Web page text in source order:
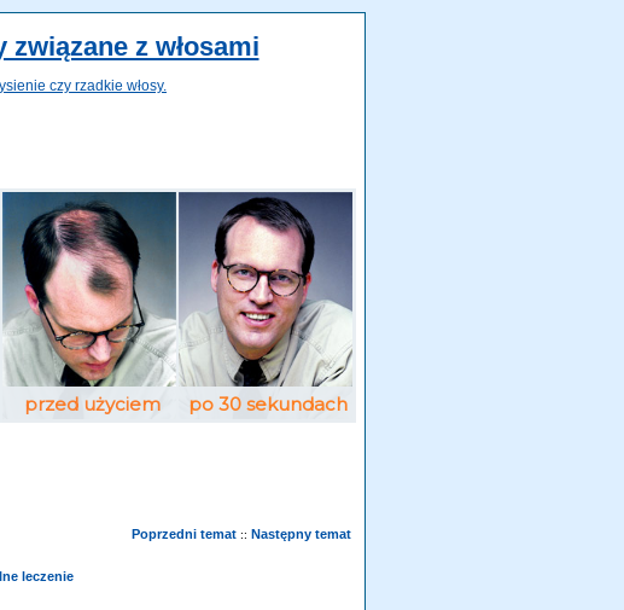
z włosami
czy rzadkie włosy.
leczenie
Poprzedni temat :: Następny temat